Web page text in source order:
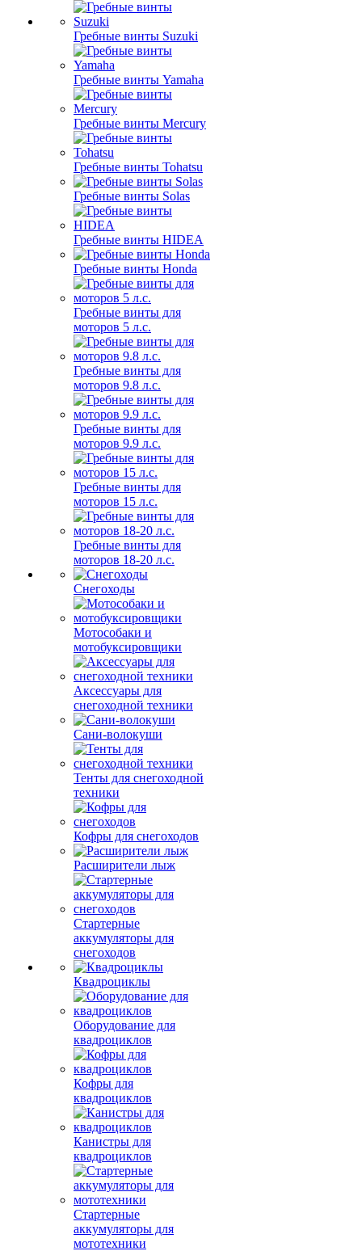
Гребные винты Suzuki
Гребные винты Yamaha
Гребные винты Mercury
Гребные винты Tohatsu
Гребные винты Solas
Гребные винты HIDEA
Гребные винты Honda
Гребные винты для
моторов 5 л.с.
Гребные винты для
моторов 9.8 л.с.
Гребные винты для
моторов 9.9 л.с.
Гребные винты для
моторов 15 л.с.
Гребные винты для
моторов 18-20 л.с.
Снегоходы
Мотособаки и
мотобуксировщики
Аксессуары для
снегоходной техники
Сани-волокуши
Тенты для снегоходной
техники
Кофры для снегоходов
Расширители лыж
Стартерные
аккумуляторы для
снегоходов
Квадроциклы
Оборудование для
квадроциклов
Кофры для
квадроциклов
Канистры для
квадроциклов
Стартерные
аккумуляторы для
мототехники